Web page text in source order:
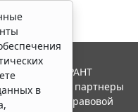
в
Система ГАРАНТ
"Гарант" и ее партнеры
ассоциации правовой